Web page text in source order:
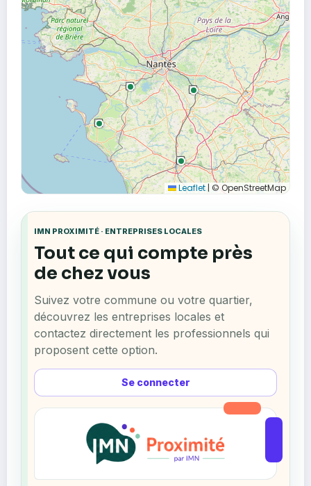
Leaflet| © OpenStreetMap
IMN PROXIMITÉ · ENTREPRISES LOCALES
Se connecter
Tout ce qui compte près
de chez vous
Suivez votre commune ou votre quartier,
découvrez les entreprises locales et
contactez directement les professionnels qui
proposent cette option.